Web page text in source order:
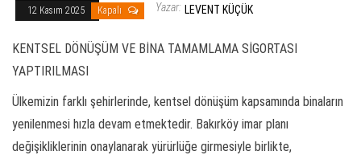
12 Kasım 2025 Kapalı Yazar: LEVENT KÜÇÜK
KENTSEL DÖNÜŞÜM VE BİNA TAMAMLAMA SİGORTASI
YAPTIRILMASI
Ülkemizin farklı şehirlerinde, kentsel dönüşüm kapsamında binaların
yenilenmesi hızla devam etmektedir. Bakırköy imar planı
değişikliklerinin onaylanarak yürürlüğe girmesiyle birlikte,